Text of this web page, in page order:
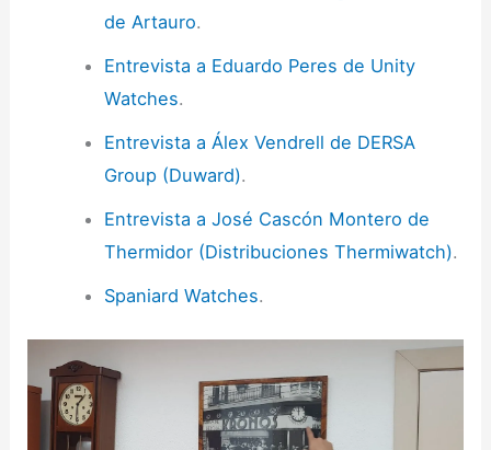
de Artauro.
Entrevista a Eduardo Peres de Unity
Watches.
Entrevista a Álex Vendrell de DERSA
Group (Duward).
Entrevista a José Cascón Montero de
Thermidor (Distribuciones Thermiwatch).
Spaniard Watches.